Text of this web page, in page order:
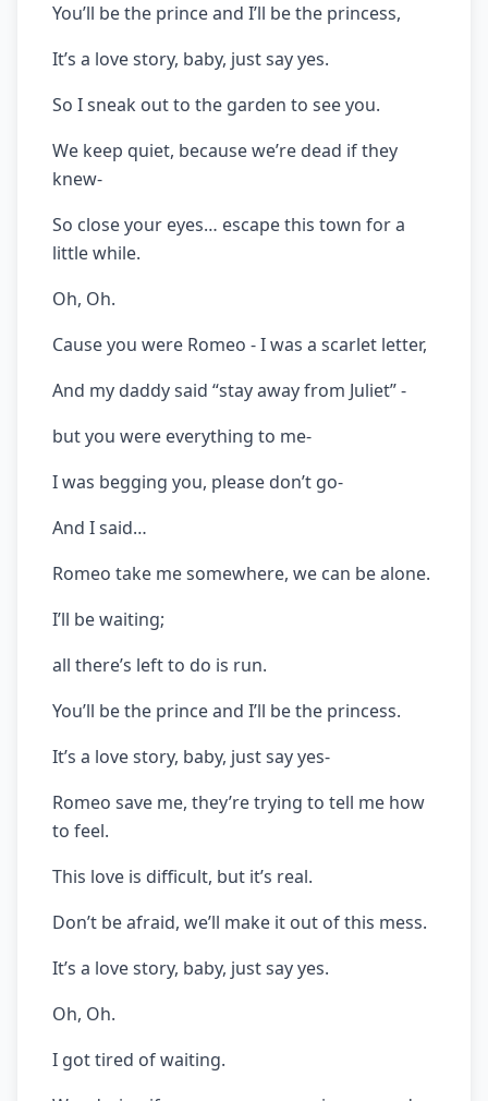
You’ll be the prince and I’ll be the princess,
It’s a love story, baby, just say yes.
So I sneak out to the garden to see you.
We keep quiet, because we’re dead if they
knew-
So close your eyes… escape this town for a
little while.
Oh, Oh.
Cause you were Romeo - I was a scarlet letter,
And my daddy said “stay away from Juliet” -
but you were everything to me-
I was begging you, please don’t go-
And I said…
Romeo take me somewhere, we can be alone.
I’ll be waiting;
all there’s left to do is run.
You’ll be the prince and I’ll be the princess.
It’s a love story, baby, just say yes-
Romeo save me, they’re trying to tell me how
to feel.
This love is difficult, but it’s real.
Don’t be afraid, we’ll make it out of this mess.
It’s a love story, baby, just say yes.
Oh, Oh.
I got tired of waiting.